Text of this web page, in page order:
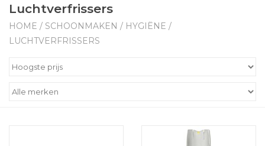
Luchtverfrissers
HOME / SCHOONMAKEN / HYGIËNE /
LUCHTVERFRISSERS